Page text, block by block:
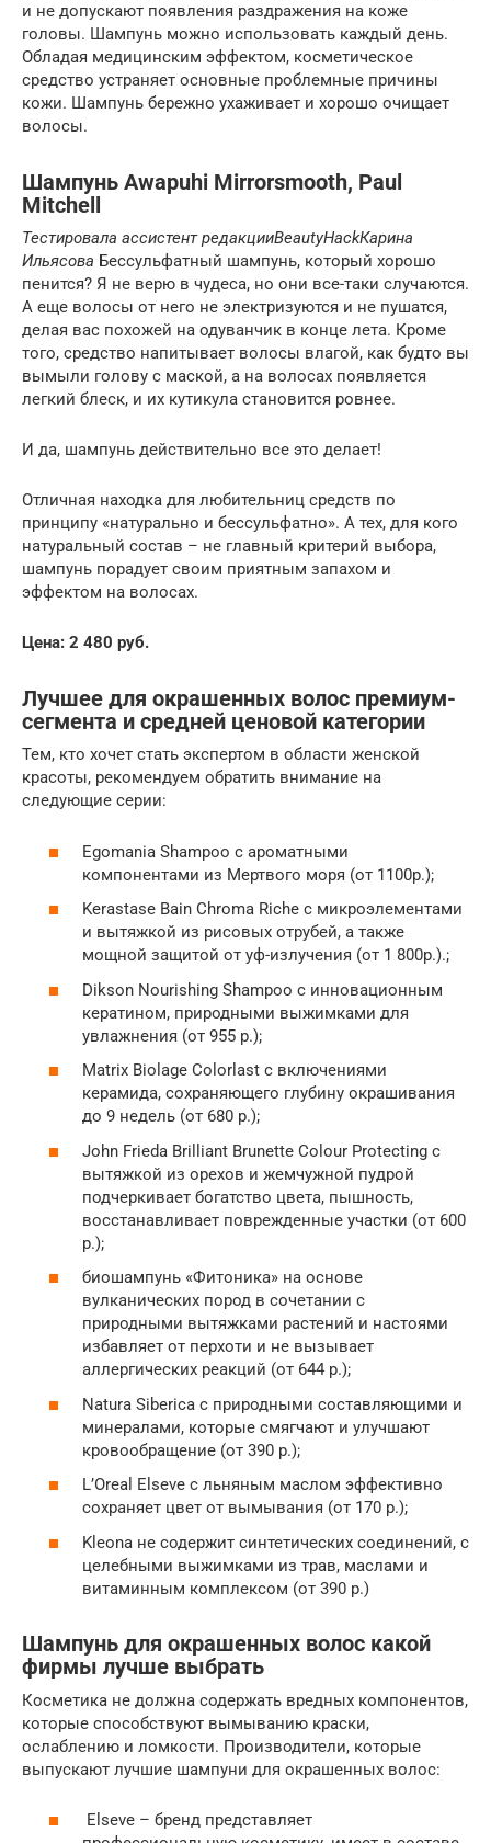
и не допускают появления раздражения на коже
головы. Шампунь можно использовать каждый день.
Обладая медицинским эффектом, косметическое
средство устраняет основные проблемные причины
кожи. Шампунь бережно ухаживает и хорошо очищает
волосы.
Шампунь Awapuhi Mirrorsmooth, Paul
Mitchell
Тестировала ассистент редакцииBeautyHackКарина
Ильясова Бессульфатный шампунь, который хорошо
пенится? Я не верю в чудеса, но они все-таки случаются.
А еще волосы от него не электризуются и не пушатся,
делая вас похожей на одуванчик в конце лета. Кроме
того, средство напитывает волосы влагой, как будто вы
вымыли голову с маской, а на волосах появляется
легкий блеск, и их кутикула становится ровнее.
И да, шампунь действительно все это делает!
Отличная находка для любительниц средств по
принципу «натурально и бессульфатно». А тех, для кого
натуральный состав – не главный критерий выбора,
шампунь порадует своим приятным запахом и
эффектом на волосах.
Цена: 2 480 руб.
Лучшее для окрашенных волос премиум-
сегмента и средней ценовой категории
Тем, кто хочет стать экспертом в области женской
красоты, рекомендуем обратить внимание на
следующие серии:
Egomania Shampoo с ароматными
компонентами из Мертвого моря (от 1100р.);
Kerastase Bain Chroma Riche с микроэлементами
и вытяжкой из рисовых отрубей, а также
мощной защитой от уф-излучения (от 1 800р.).;
Dikson Nourishing Shampoo с инновационным
кератином, природными выжимками для
увлажнения (от 955 р.);
Matrix Biolage Colorlast с включениями
керамида, сохраняющего глубину окрашивания
до 9 недель (от 680 р.);
John Frieda Brilliant Brunette Colour Protecting с
вытяжкой из орехов и жемчужной пудрой
подчеркивает богатство цвета, пышность,
восстанавливает поврежденные участки (от 600
р.);
биошампунь «Фитоника» на основе
вулканических пород в сочетании с
природными вытяжками растений и настоями
избавляет от перхоти и не вызывает
аллергических реакций (от 644 р.);
Natura Siberica с природными составляющими и
минералами, которые смягчают и улучшают
кровообращение (от 390 р.);
L’Oreal Elseve с льняным маслом эффективно
сохраняет цвет от вымывания (от 170 р.);
Kleona не содержит синтетических соединений, с
целебными выжимками из трав, маслами и
витаминным комплексом (от 390 р.)
Шампунь для окрашенных волос какой
фирмы лучше выбрать
Косметика не должна содержать вредных компонентов,
которые способствуют вымыванию краски,
ослаблению и ломкости. Производители, которые
выпускают лучшие шампуни для окрашенных волос:
Elseve – бренд представляет